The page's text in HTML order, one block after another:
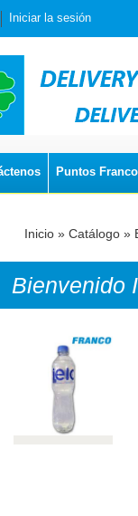
Iniciar la sesión
Puntos Franco
Inicio » Catálogo »
Bienvenido